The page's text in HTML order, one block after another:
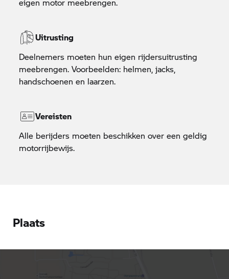
Uitrusting
Deelnemers moeten hun eigen rijdersuitrusting
meebrengen. Voorbeelden: helmen, jacks,
handschoenen en laarzen.
Vereisten
Alle berijders moeten beschikken over een geldig
motorrijbewijs.
Plaats